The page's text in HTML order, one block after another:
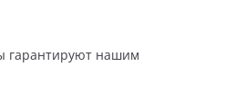
гарантируют нашим